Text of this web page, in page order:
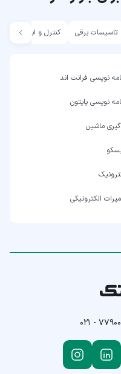
تاسیسات برقی کنترل و ابزار دقیق
نویسی فرانت اند
نویسی پایتون
ماشین
الکترونیکی
۷۷۹۰۰۷۷۷